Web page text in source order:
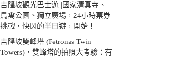
吉隆坡觀光巴士遊 |國家清真寺、
鳥禽公園、獨立廣場，24小時票券
挑戰，快閃的半日遊，開始！
吉隆坡雙峰塔 (Petronas Twin
Towers)，雙峰塔的拍照大考驗：有